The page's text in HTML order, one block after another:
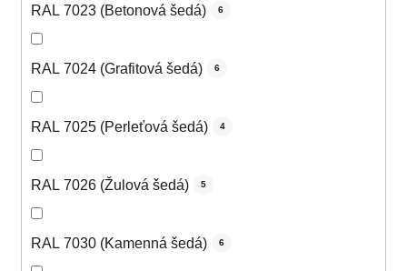
RAL 7023 (Betonová šedá) 6
RAL 7024 (Grafitová šedá) 6
RAL 7025 (Perleťová šedá) 4
RAL 7026 (Žulová šedá) 5
RAL 7030 (Kamenná šedá) 6